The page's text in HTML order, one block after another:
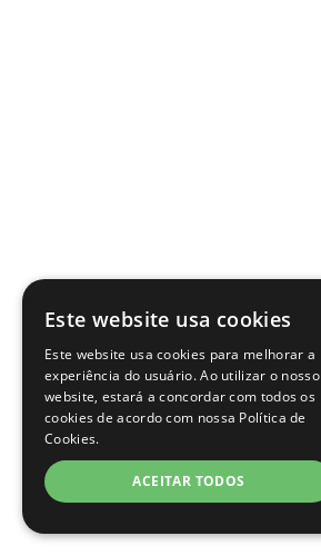
Este website usa cookies
Este website usa cookies para melhorar a
experiência do usuário. Ao utilizar o nosso
website, estará a concordar com todos os
cookies de acordo com nossa Política de
Cookies.
ACEITAR TODOS